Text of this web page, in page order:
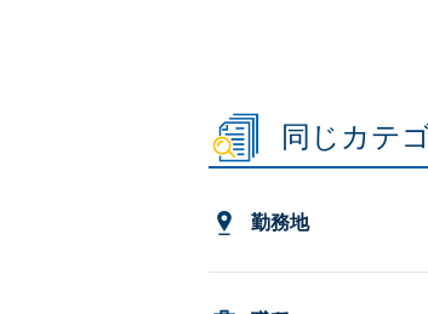
同じカテ
勤務地